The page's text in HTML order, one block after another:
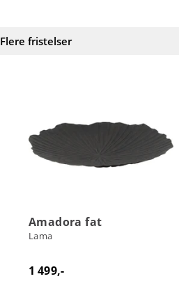
Flere fristelser
Amadora fat
Lama
1 499,-